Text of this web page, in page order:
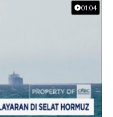
01:04